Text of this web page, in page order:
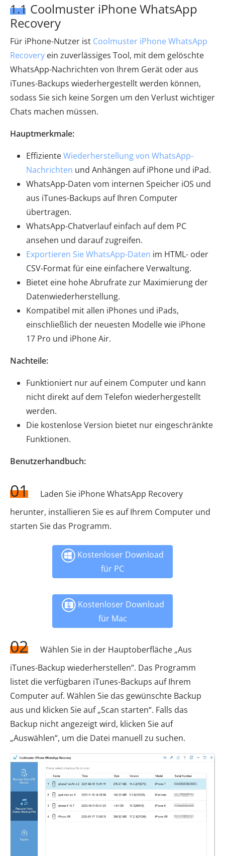
1.1 Coolmuster iPhone WhatsApp
Recovery
Für iPhone-Nutzer ist Coolmuster iPhone WhatsApp
Recovery ein zuverlässiges Tool, mit dem gelöschte
WhatsApp-Nachrichten von Ihrem Gerät oder aus
iTunes-Backups wiederhergestellt werden können,
sodass Sie sich keine Sorgen um den Verlust wichtiger
Chats machen müssen.
Hauptmerkmale:
EffizienteWiederherstellung von WhatsApp-
Nachrichten und Anhängen auf iPhone und iPad.
WhatsApp-Daten vom internen Speicher iOS und
aus iTunes-Backups auf Ihren Computer
übertragen.
WhatsApp-Chatverlauf einfach auf dem PC
ansehen und darauf zugreifen.
Exportieren Sie WhatsApp-Daten im HTML- oder
CSV-Format für eine einfachere Verwaltung.
Bietet eine hohe Abrufrate zur Maximierung der
Datenwiederherstellung.
Kompatibel mit allen iPhones und iPads,
einschließlich der neuesten Modelle wie iPhone
17 Pro und iPhone Air.
Nachteile:
Funktioniert nur auf einem Computer und kann
nicht direkt auf dem Telefon wiederhergestellt
werden.
Die kostenlose Version bietet nur eingeschränkte
Funktionen.
Benutzerhandbuch:
01
Laden Sie iPhone WhatsApp Recovery
herunter, installieren Sie es auf Ihrem Computer und
starten Sie das Programm.
Kostenloser Download
für PC
Kostenloser Download
für Mac
02
Wählen Sie in der Hauptoberfläche „Aus
iTunes-Backup wiederherstellen“. Das Programm
listet die verfügbaren iTunes-Backups auf Ihrem
Computer auf. Wählen Sie das gewünschte Backup
aus und klicken Sie auf „Scan starten“. Falls das
Backup nicht angezeigt wird, klicken Sie auf
„Auswählen“, um die Datei manuell zu suchen.